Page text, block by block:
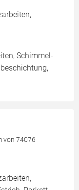
Schimmel-
von 74076